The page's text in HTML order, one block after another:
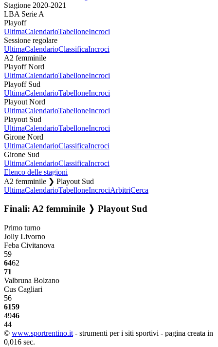
Stagione 2020-2021
LBA Serie A
Playoff
UltimaCalendarioTabelloneIncroci
Sessione regolare
UltimaCalendarioClassificaIncroci
A2 femminile
Playoff Nord
UltimaCalendarioTabelloneIncroci
Playoff Sud
UltimaCalendarioTabelloneIncroci
Playout Nord
UltimaCalendarioTabelloneIncroci
Playout Sud
UltimaCalendarioTabelloneIncroci
Girone Nord
UltimaCalendarioClassificaIncroci
Girone Sud
UltimaCalendarioClassificaIncroci
Elenco delle stagioni
A2 femminile ❯ Playout Sud
UltimaCalendarioTabelloneIncrociArbitriCerca
Finali: A2 femminile ❭ Playout Sud
Primo turno
Jolly Livorno
Feba Civitanova
59
6462
71
Valbruna Bolzano
Cus Cagliari
56
6159
4946
44
© www.sportrentino.it - strumenti per i siti sportivi - pagina creata in
0,016 sec.